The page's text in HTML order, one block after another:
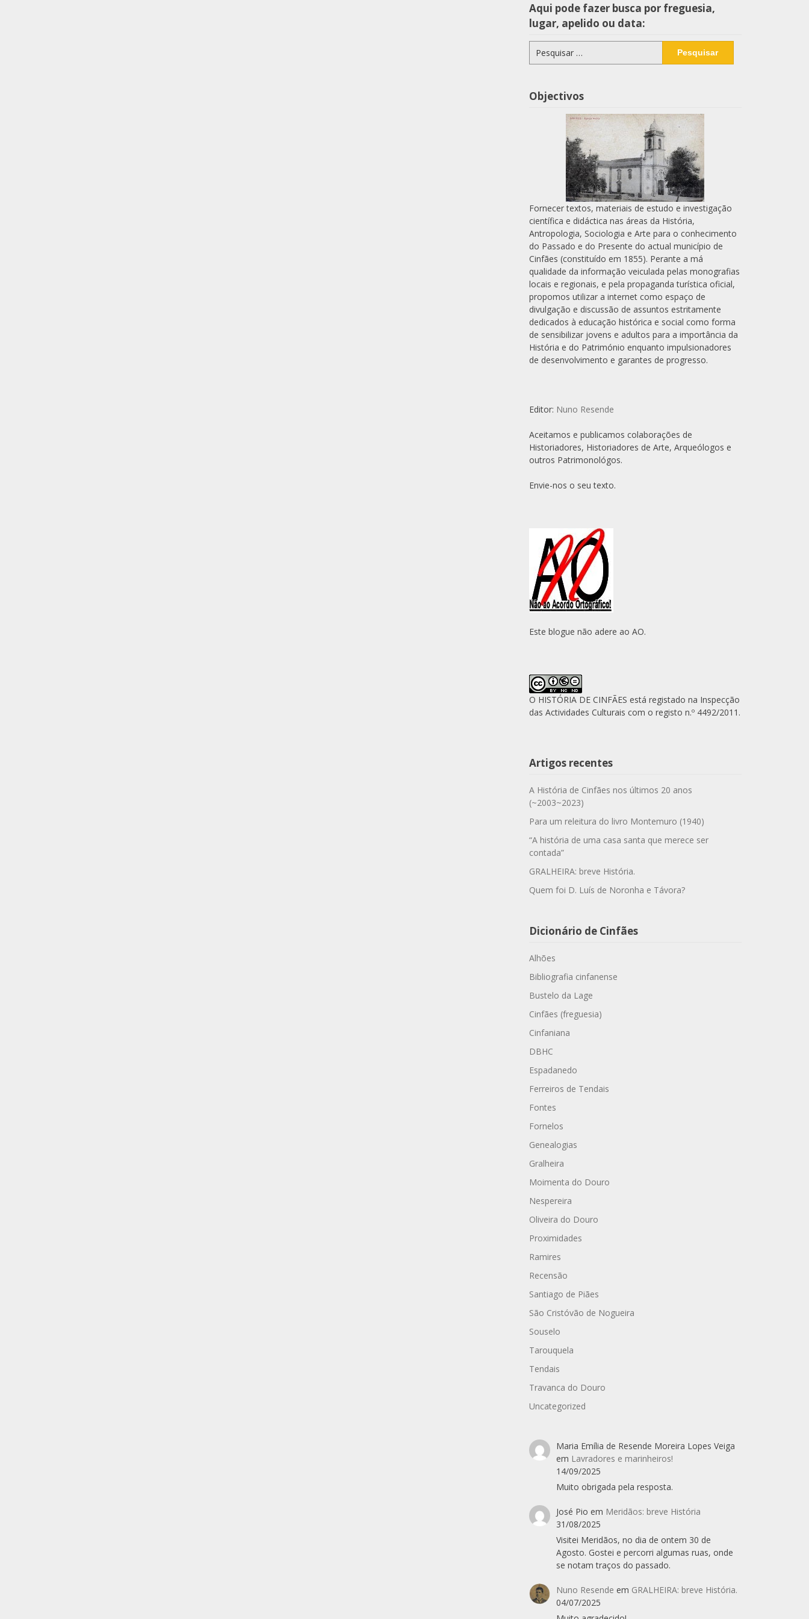
Aqui pode fazer busca por freguesia,
lugar, apelido ou data:
por:
Objectivos
Fornecer textos, materiais de estudo e investigação
científica e didáctica nas áreas da História,
Antropologia, Sociologia e Arte para o conhecimento
do Passado e do Presente do actual município de
Cinfães (constituído em 1855). Perante a má
qualidade da informação veiculada pelas monografias
locais e regionais, e pela propaganda turística oficial,
propomos utilizar a internet como espaço de
divulgação e discussão de assuntos estritamente
dedicados à educação histórica e social como forma
de sensibilizar jovens e adultos para a importância da
História e do Património enquanto impulsionadores
de desenvolvimento e garantes de progresso.
Editor: Nuno Resende
Aceitamos e publicamos colaborações de
Historiadores, Historiadores de Arte, Arqueólogos e
outros Patrimonológos.
Envie-nos o seu texto.
Este blogue não adere ao AO.
O HISTÓRIA DE CINFÃES está registado na Inspecção
das Actividades Culturais com o registo n.º 4492/2011.
Artigos recentes
A História de Cinfães nos últimos 20 anos
(~2003~2023)
Para um releitura do livro Montemuro (1940)
“A história de uma casa santa que merece ser
contada”
GRALHEIRA: breve História.
Quem foi D. Luís de Noronha e Távora?
Dicionário de Cinfães
Alhões
Bibliografia cinfanense
Bustelo da Lage
Cinfães (freguesia)
Cinfaniana
DBHC
Espadanedo
Ferreiros de Tendais
Fontes
Fornelos
Genealogias
Gralheira
Moimenta do Douro
Nespereira
Oliveira do Douro
Proximidades
Ramires
Recensão
Santiago de Piães
São Cristóvão de Nogueira
Souselo
Tarouquela
Tendais
Travanca do Douro
Uncategorized
Maria Emília de Resende Moreira Lopes Veiga
em Lavradores e marinheiros!
14/09/2025
Muito obrigada pela resposta.
José Pio em Meridãos: breve História
31/08/2025
Visitei Meridãos, no dia de ontem 30 de
Agosto. Gostei e percorri algumas ruas, onde
se notam traços do passado.
Nuno Resende em GRALHEIRA: breve História.
04/07/2025